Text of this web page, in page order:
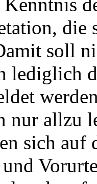
Kenntnis
die
soll
lediglich
nur allzu
sich auf